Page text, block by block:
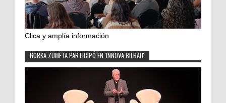
Clica y amplía información
GORKA ZUMETA PARTICIPÓ EN 'INNOVA BILBAO'